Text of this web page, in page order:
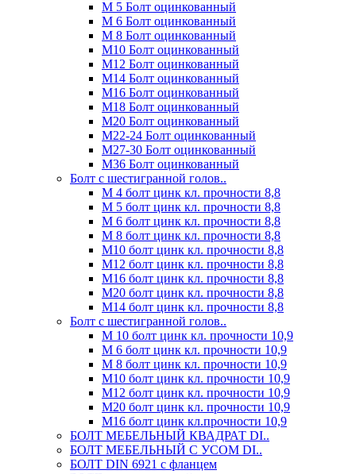
М 5 Болт оцинкованный
М 6 Болт оцинкованный
М 8 Болт оцинкованный
М10 Болт оцинкованный
М12 Болт оцинкованный
М14 Болт оцинкованный
М16 Болт оцинкованный
М18 Болт оцинкованный
М20 Болт оцинкованный
М22-24 Болт оцинкованный
М27-30 Болт оцинкованный
М36 Болт оцинкованный
Болт с шестигранной голов..
М 4 болт цинк кл. прочности 8,8
М 5 болт цинк кл. прочности 8,8
М 6 болт цинк кл. прочности 8,8
М 8 болт цинк кл. прочности 8,8
М10 болт цинк кл. прочности 8,8
М12 болт цинк кл. прочности 8,8
М16 болт цинк кл. прочности 8,8
М20 болт цинк кл. прочности 8,8
М14 болт цинк кл. прочности 8,8
Болт с шестигранной голов..
М 10 болт цинк кл. прочности 10,9
М 6 болт цинк кл. прочности 10,9
М 8 болт цинк кл. прочности 10,9
М10 болт цинк кл. прочности 10,9
М12 болт цинк кл. прочности 10,9
М20 болт цинк кл. прочности 10,9
М16 болт цинк кл.прочности 10,9
БОЛТ МЕБЕЛЬНЫЙ КВАДРАТ DI..
БОЛТ МЕБЕЛЬНЫЙ С УСОМ DI..
БОЛТ DIN 6921 c фланцем